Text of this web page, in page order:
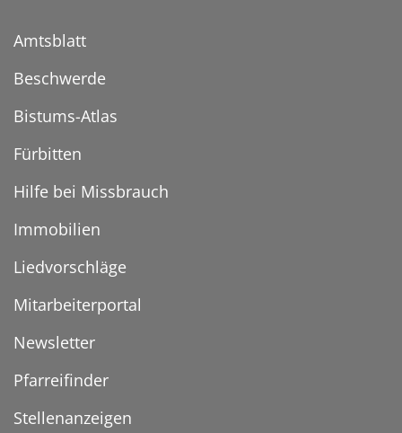
Amtsblatt
Beschwerde
Bistums-Atlas
Fürbitten
Hilfe bei Missbrauch
Immobilien
Liedvorschläge
Mitarbeiterportal
Newsletter
Pfarreifinder
Stellenanzeigen